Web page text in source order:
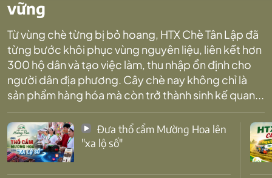
vững
Từ vùng chè từng bị bỏ hoang, HTX Chè Tân Lập đã
từng bước khôi phục vùng nguyên liệu, liên kết hơn
300 hộ dân và tạo việc làm, thu nhập ổn định cho
người dân địa phương. Cây chè nay không chỉ là
sản phẩm hàng hóa mà còn trở thành sinh kế quan...
"xa lộ số"